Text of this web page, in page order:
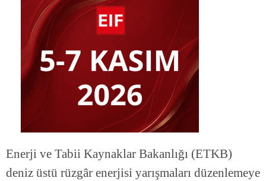
Enerji ve Tabii Kaynaklar Bakanlığı (ETKB)
deniz üstü rüzgâr enerjisi yarışmaları düzenlemeye